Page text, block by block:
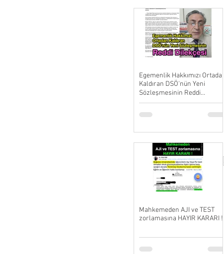
Egemenlik Hakkımızı
Kaldıran DSÖ'nün Yeni
Sözleşmesinin Reddi
Dilekçesi
Mahkemeden AJI ve TEST
zorlamasına HAYIR KARARI !